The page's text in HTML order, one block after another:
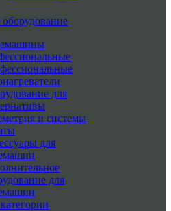
для
и системы
для
для